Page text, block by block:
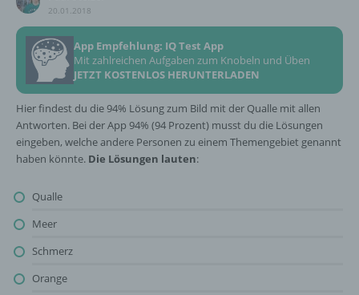
20.01.2018
App Empfehlung: IQ Test App
Mit zahlreichen Aufgaben zum Knobeln und Üben
JETZT KOSTENLOS HERUNTERLADEN
Hier findest du die 94% Lösung zum Bild mit der Qualle mit allen
Antworten. Bei der App 94% (94 Prozent) musst du die Lösungen
eingeben, welche andere Personen zu einem Themengebiet genannt
haben könnte. Die Lösungen lauten:
Qualle
Meer
Schmerz
Orange